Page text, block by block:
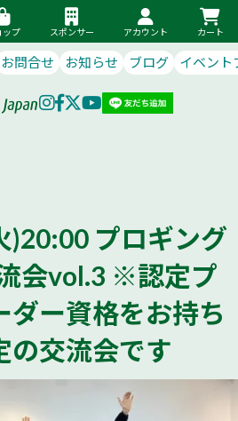
ップ スポンサー アカウント カート
お問合せ お知らせ ブログ イベント
プロギング
会vol.3 ※認定プ
ダー資格をお持ち
の交流会です